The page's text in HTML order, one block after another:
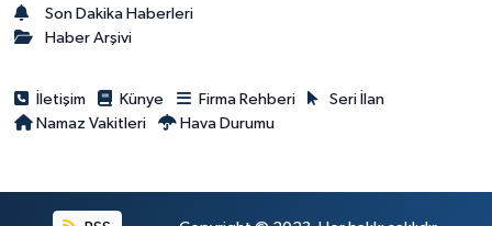
Son Dakika Haberleri
Haber Arşivi
İletişim Künye Firma Rehberi
Seri İlan
Namaz Vakitleri
Hava Durumu